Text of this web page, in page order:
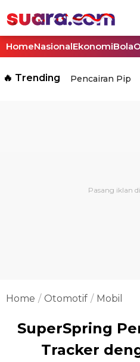
HomeNasionalEkonomiBola
🔥 Trending Pencairan Pip
Home Otomotif Mobil
SuperSpring
Tracker